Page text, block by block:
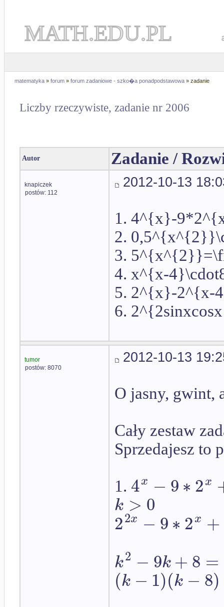
MATH.EDU.PL
matematyka » forum » forum zadaniowe - szko�a ponadpodstawowa » zadanie
Liczby rzeczywiste, zadanie nr 2006
Autor Zadanie /
knapiczek
postów: 112
2012-10-13
1. 4^{x}-
2.
3.
4. x^{x-
5. 2^{x}-2^{x-
6.
tumor
postów: 8070
2012-10-13
O jasny, gwint,
Cały zestaw
Sprzedajesz to
1. 4x − 9∗2x
k > 0
22x − 9∗2x +
k2 − 9k+8 =
(k − 1)(k − 8)